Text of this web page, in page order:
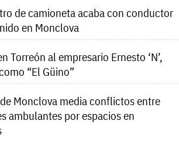
de camioneta acaba con conductor
en Monclova
Torreón al empresario Ernesto ‘N’,
“El Güino”
Monclova media conflictos entre
ambulantes por espacios en